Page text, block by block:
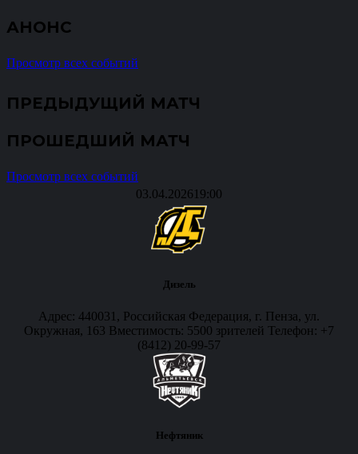
АНОНС
Просмотр всех событий
ПРЕДЫДУЩИЙ МАТЧ
ПРОШЕДШИЙ МАТЧ
Просмотр всех событий
03.04.2026 19:00
Дизель
Адрес: 440031, Российская Федерация, г. Пенза, ул.
Окружная, 163 Вместимость: 5500 зрителей Телефон: +7
(8412) 20-99-57
Нефтяник